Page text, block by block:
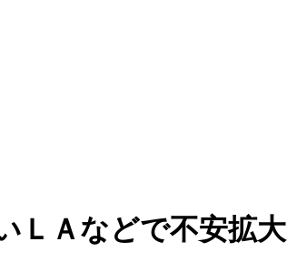
ＬＡなどで不安拡大